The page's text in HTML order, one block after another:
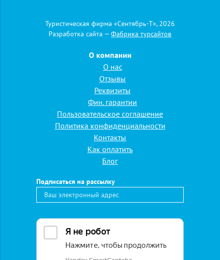
Страны»Россия» Экскурсии и отдых по регионам
Западный берег Крыма
Санаторий "Таврия"
Санаторий "Таврия"
Подробная заявка
Название тура
Желаемые даты
Фамилия, имя,
отчество
заказчика*
Туристическая фирма «Сентябрь-Т», 2026
Разработка сайта — Фабрика турсайтов
О компании
О нас
Отзывы
Реквизиты
Фин. гарантии
Пользовательское соглашение
Политика конфиденциальности
Контакты
Как оплатить
Блог
Подписаться на рассылку